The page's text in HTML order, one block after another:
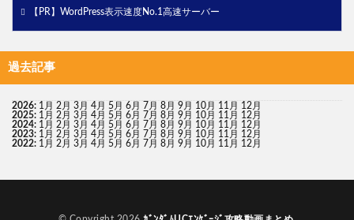
【PR】WordPress表示速度No.1高速サーバー
過去記事
2026: 1月 2月 3月 4月 5月 6月 7月 8月 9月 10月 11月 12月
2025: 1月 2月 3月 4月 5月 6月 7月 8月 9月 10月 11月 12月
2024: 1月 2月 3月 4月 5月 6月 7月 8月 9月 10月 11月 12月
2023: 1月 2月 3月 4月 5月 6月 7月 8月 9月 10月 11月 12月
2022: 1月 2月 3月 4月 5月 6月 7月 8月 9月 10月 11月 12月